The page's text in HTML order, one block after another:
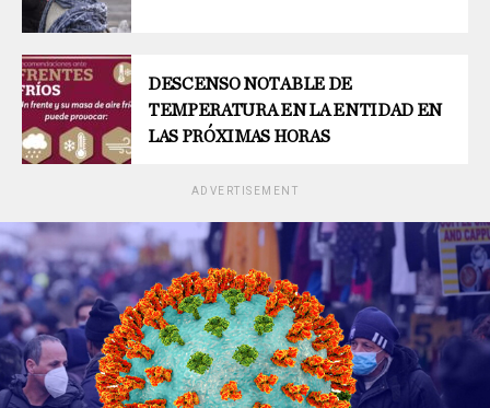
DESCENSO NOTABLE DE
TEMPERATURA EN LA ENTIDAD EN
LAS PRÓXIMAS HORAS
ADVERTISEMENT